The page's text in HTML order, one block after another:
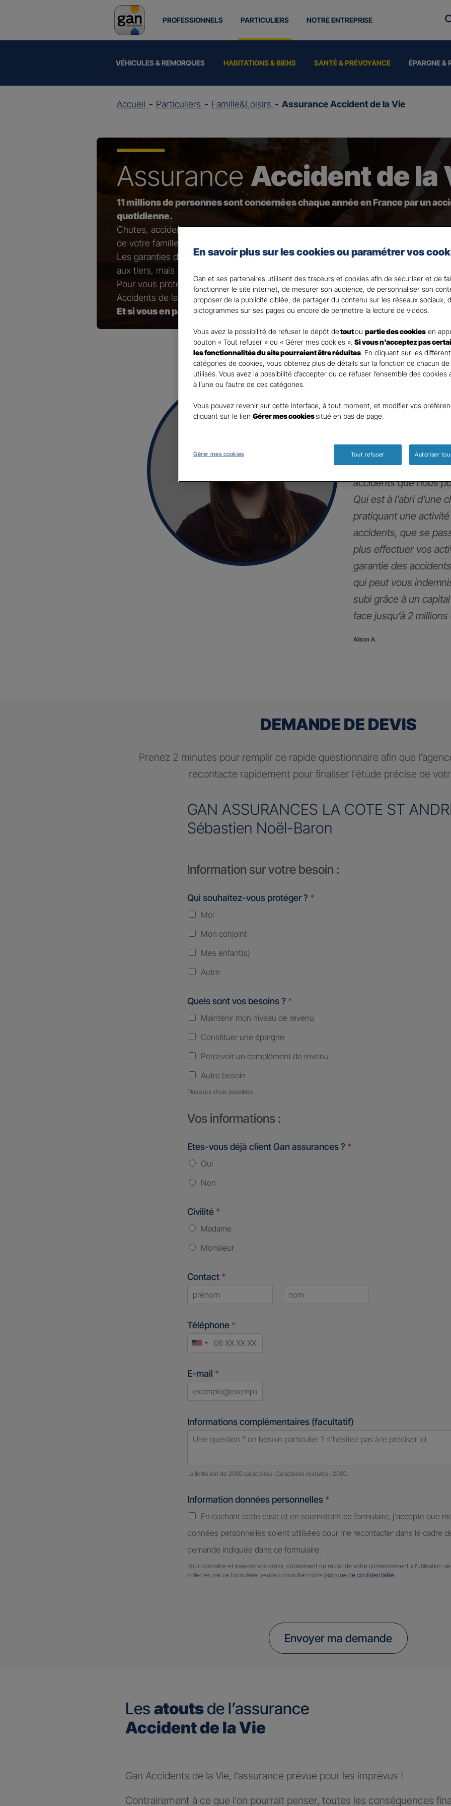
PROFESSIONNELS PARTICULIERS
VÉHICULES & REMORQUES HABITATIONS & BIENS SANTÉ & PRÉVOYANCE ÉPARGNE &
NOTRE ENTREPRISE
Accueil Particuliers Famille&Loisirs Assurance Accident de la Vie
AssuranceAccident de la
11 millions de personnes sont concernées chaque année en France par un
quotidienne.
Chutes, accidents de bricolage ou agressions par exemple peuvent avoir de
de votre famille…
Les garanties de responsabilité civile de vos autres contrats couvrent les
aux tiers, mais pas ceux que vous et votre famille pourriez subir.
Pour vous protéger ainsi que vos proches des conséquences des accidents de la
Accidents de la Vie !
Et si vous en parliez avec votre Agent général ?
Parole
d’expert
Dans la vie privée,
accidents que nous
Qui est à l’abri d’une
pratiquant une
accidents, que se
plus effectuer vos
garantie des
qui peut vous
subi grâce à un
face jusqu’à 2 millions
Alison A.
DEMANDE DE DEVIS
Prenez 2 minutes pour remplir ce rapide questionnaire afin que
recontacte rapidement pour finaliser l’étude précise de
GAN ASSURANCES LA COTE ST
Sébastien Noël-Baron
Information sur votre besoin :
Qui souhaitez-vous protéger ? *
Moi
Mon conjoint
Mes enfant(s)
Autre
Quels sont vos besoins ? *
Maintenir mon niveau de revenu
Constituer une épargne
Percevoir un complément de revenu
Autre besoin
Plusieurs choix possibles
Vos informations :
Etes-vous déjà client Gan assurances ? *
Oui
Non
Civilité *
Madame
Monsieur
Contact *
Téléphone *
United
E-mail *
Informations complémentaires (facultatif)
Nombre de caractères restants : 2000 caractères restants
La limite est de 2000 caractères. Caractères restants : 2000.
Information données personnelles *
En cochant cette case et en soumettant ce formulaire, j'accepte que
données personnelles soient utilisées pour me recontacter dans le cadre
demande indiquée dans ce formulaire.
Pour connaitre et exercer vos droits, notamment de retrait de votre consentement à l'utilisation
collectés par ce formulaire, veuillez consulter notre politique de confidentialité.
Envoyer ma demande
Les atoutsde l’assurance
Accident de la Vie
Gan Accidents de la Vie, l’assurance prévue pour les imprévus !
Contrairement à ce que l’on pourrait penser, toutes les conséquences
En savoir plus sur les cookies ou paramétrer vos
Gan et ses partenaires utilisent des traceurs et cookies afin de sécuriser et de
fonctionner le site internet, de mesurer son audience, de personnaliser son
proposer de la publicité ciblée, de partager du contenu sur les réseaux sociaux,
pictogrammes sur ses pages ou encore de permettre la lecture de vidéos.
Vous avez la possibilité de refuser le dépôt detoutou partie des cookies en
bouton « Tout refuser » ou « Gérer mes cookies ». Si vous n’acceptez pas
les fonctionnalités du site pourraient être réduites. En cliquant sur les
catégories de cookies, vous obtenez plus de détails sur la fonction de chacun
utilisés. Vous avez la possibilité d’accepter ou de refuser l’ensemble des cookies
à l’une ou l’autre de ces catégories.
Vous pouvez revenir sur cette interface, à tout moment, et modifier vos
cliquant sur le lien Gérer mes cookiessitué en bas de page.
Gérer mes cookies Tout refuser Autoriser